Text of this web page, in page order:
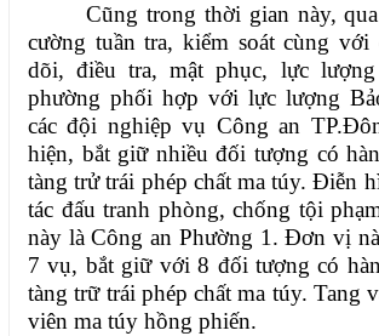
Cũng trong thời gian này,
cường tuần tra, kiểm soát cùng với
dõi, điều tra, mật phục, lực
phường phối hợp với lực lượng
các đội nghiệp vụ Công an
hiện, bắt giữ nhiều đối tượng có
tàng trử trái phép chất ma túy. Điễn
tác đấu tranh phòng, chống tội
này là Công an Phường 1. Đơn vị
7 vụ, bắt giữ với 8 đối tượng có
tàng trữ trái phép chất ma túy. Tang
viên ma túy hồng phiến.